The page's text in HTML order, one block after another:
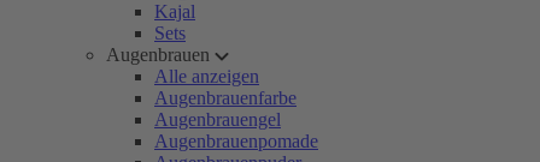
Kajal
Sets
Augenbrauen
Alle anzeigen
Augenbrauenfarbe
Augenbrauengel
Augenbrauenpomade